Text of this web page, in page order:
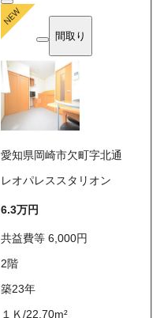
間取り
愛知県岡崎市欠町字北通
レオパレススタリオン
6.3万円
共益費等6,000円
2階
築23年
１Ｋ/22.70m²